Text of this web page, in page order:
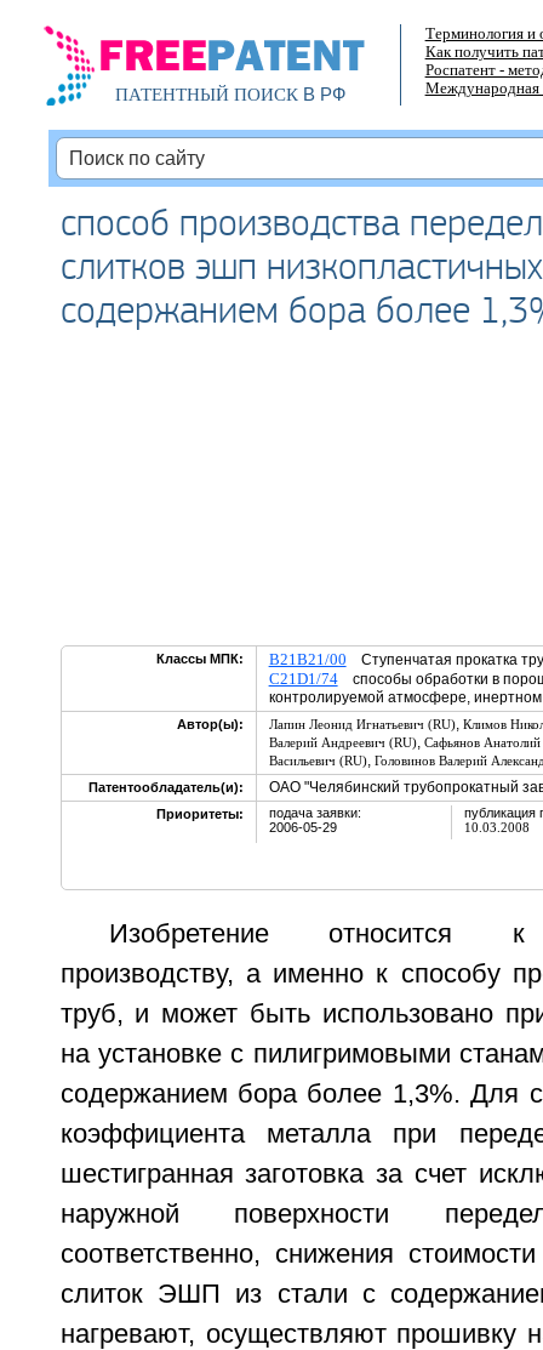
ПАТЕНТНЫЙ ПОИСКВ РФ
Терминология и
Как получить
Роспатент -
Международная
способ производства
слитков эшп
содержанием бора более
Классы МПК: B21B21/00 Ступенчатая прокатка
C21D1/74способы обработки в
контролируемой атмосфере, инертном
Автор(ы): Лапин Леонид Игнатьевич (RU), Климов
Валерий Андреевич (RU), Сафьянов
Васильевич (RU), Головинов Валерий
Патентообладатель(и):
ОАО "Челябинский трубопрокатный
Приоритеты:
подача заявки:
2006-05-29
публикация
10.03.2008
Изобретение относится к
производству, а именно к способу
труб, и может быть использовано
на установке с пилигримовыми
содержанием бора более 1,3%. Для
коэффициента металла при
шестигранная заготовка за счет
наружной поверхности
соответственно, снижения
слиток ЭШП из стали с
нагревают, осуществляют прошивку